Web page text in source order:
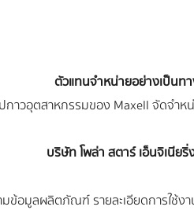
ตัวแทนจำหน่ายอย่างเป็นทา
กาวอุตสาหกรรมของ Maxell จัดจำ
บริษัท โพล่า สตาร์ เอ็นจิเนีย
อมูลผลิตภัณฑ์ รายละเอียดการใช้